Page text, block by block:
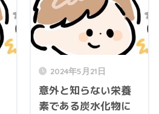
2024年5月21日
意外と知らない栄養
素である炭水化物に